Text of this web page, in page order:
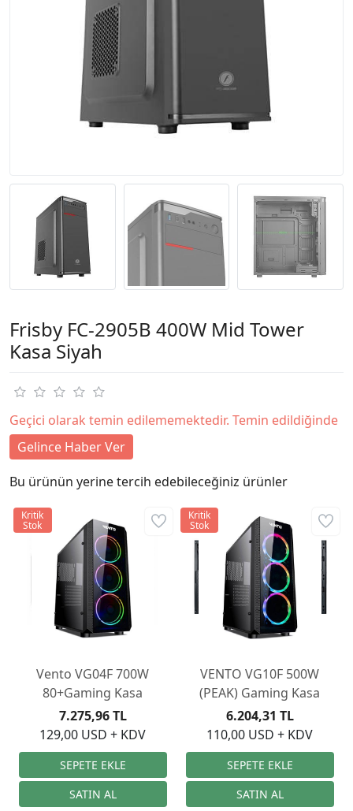
Frisby FC-2905B 400W Mid Tower
Kasa Siyah
Geçici olarak temin edilememektedir. Temin edildiğinde
Gelince Haber Ver
Bu ürünün yerine tercih edebileceğiniz ürünler
Vento VG04F 700W
80+Gaming Kasa
129,00 USD + KDV
7.275,96 TL
Kritik
Stok
VENTO VG10F 500W
(PEAK) Gaming Kasa
110,00 USD + KDV
6.204,31 TL
Kritik
Stok